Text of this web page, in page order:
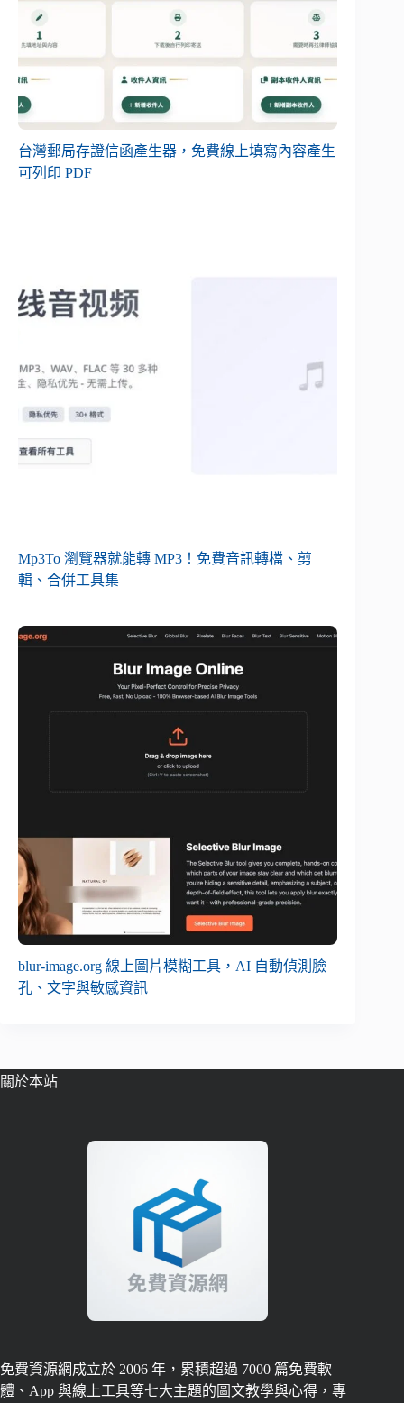
台灣郵局存證信函產生器，免費線上填寫內容產生
可列印 PDF
Mp3To 瀏覽器就能轉 MP3！免費音訊轉檔、剪
輯、合併工具集
blur-image.org 線上圖片模糊工具，AI 自動偵測臉
孔、文字與敏感資訊
關於本站
免費資源網成立於 2006 年，累積超過 7000 篇免費軟
體、App 與線上工具等七大主題的圖文教學與心得，專